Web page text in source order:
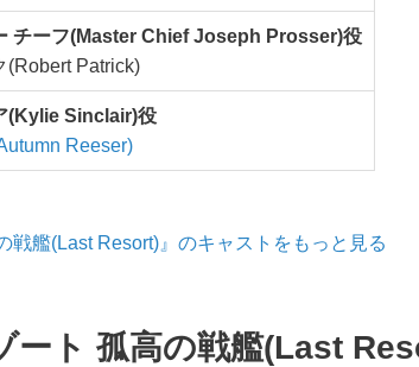
チーフ(Master Chief Joseph Prosser)役
(Robert Patrick)
(Kylie Sinclair)役
Reeser)
戦艦(Last Resort)』のキャストをもっと見る
ート 孤高の戦艦(Last